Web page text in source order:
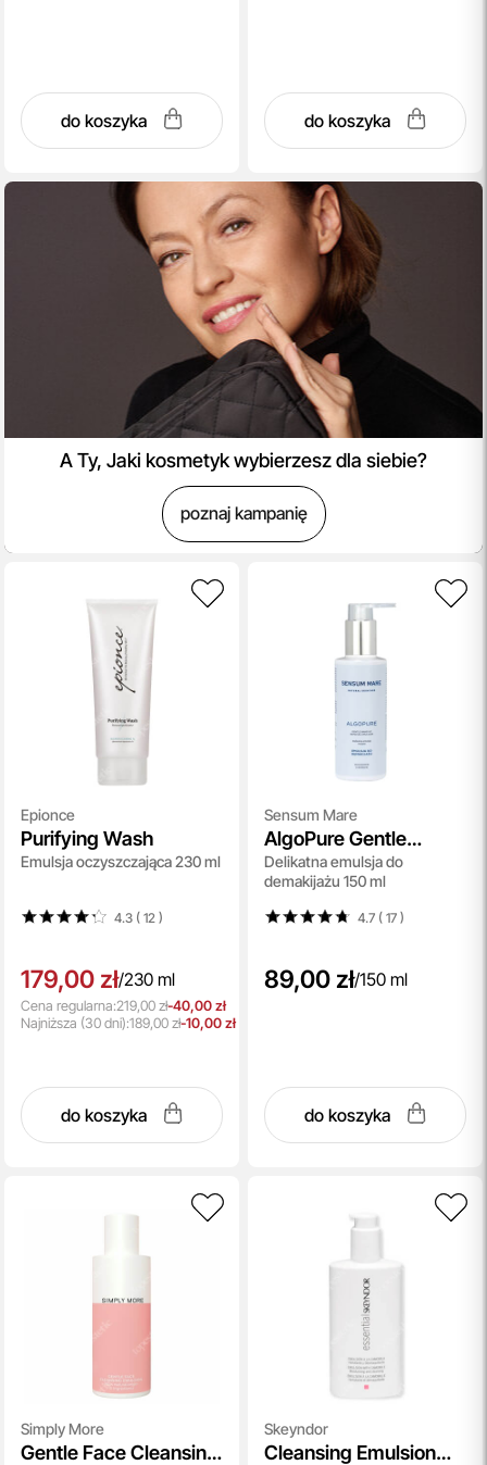
do koszyka do koszyka
A Ty, Jaki kosmetyk wybierzesz dla siebie?
poznaj kampanię
Epionce
Purifying Wash
Emulsja oczyszczająca 230 ml
4.3 ( 12 )
179,00 zł/230 ml
Cena regularna:219,00 zł-40,00 zł
Najniższa (30 dni):189,00 zł-10,00 zł
do koszyka
Sensum Mare
AlgoPure Gentle
Make-Up Removal
Emulsion
Delikatna emulsja do
demakijażu 150 ml
4.7 ( 17)
89,00 zł/150 ml
do koszyka
Simply More
Gentle Face Cleansing
Skeyndor
Cleansing Emulsion